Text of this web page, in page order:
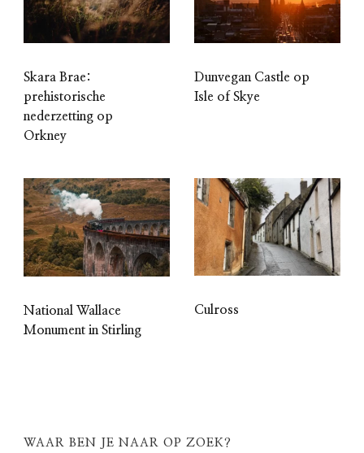
Skara Brae:
prehistorische
nederzetting op
Orkney
Dunvegan Castle op
Isle of Skye
National Wallace
Monument in Stirling
Culross
WAAR BEN JE NAAR OP ZOEK?